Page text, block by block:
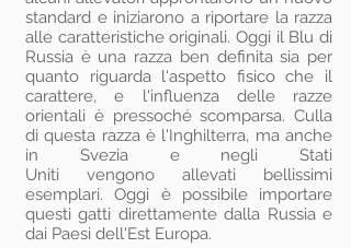
standard e iniziarono a riportare la razza
alle caratteristiche originali. Oggi il Blu di
Russia è una razza ben definita sia per
quanto riguarda l'aspetto fisico che il
carattere, e l'influenza delle razze
orientali è pressoché scomparsa. Culla
di questa razza è l'Inghilterra, ma anche
in Svezia e negli Stati
Uniti vengono allevati bellissimi
esemplari. Oggi è possibile importare
questi gatti direttamente dalla Russia e
dai Paesi dell'Est Europa.